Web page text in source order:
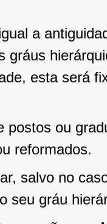
a
gráus
esta será
postos ou
reformados.
salvo no
seu gráu